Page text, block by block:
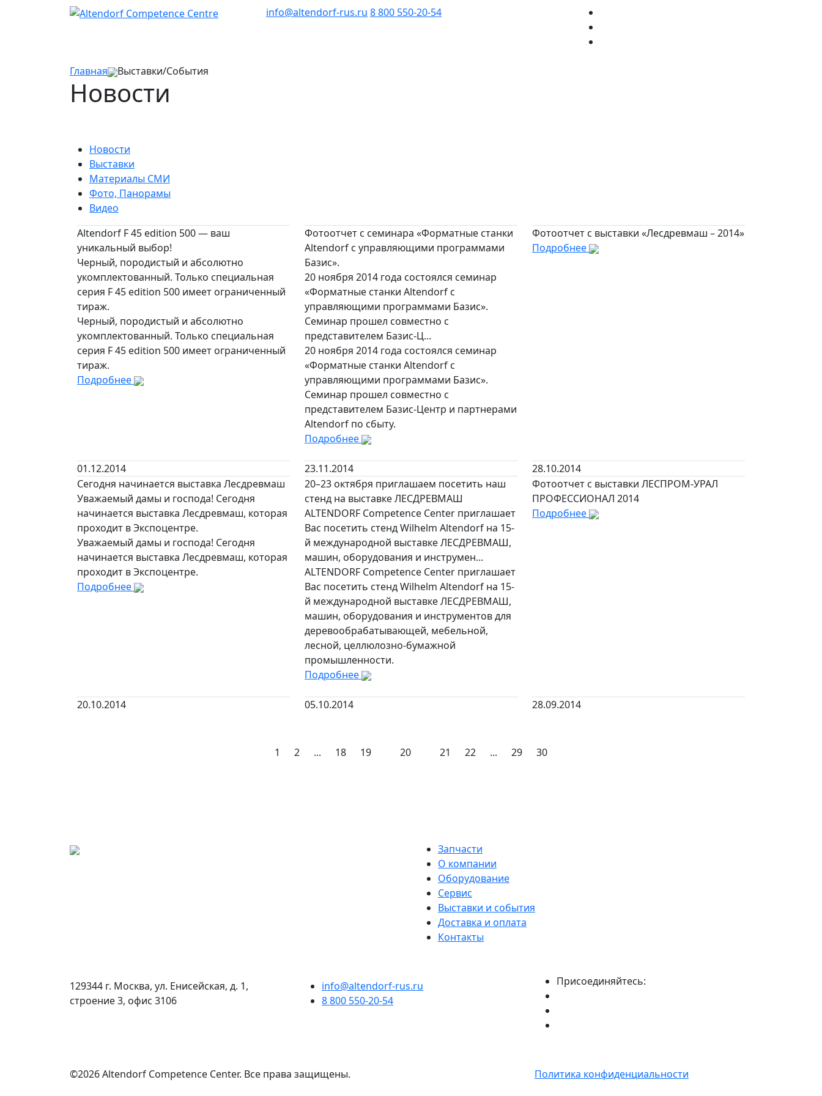
info@altendorf-rus.ru 8 800 550-20-54
Главная Выставки/События
Новости
Новости
Выставки
Материалы СМИ
Фото, Панорамы
Видео
Altendorf F 45 edition 500 — ваш
уникальный выбор!
Черный, породистый и абсолютно
укомплектованный. Только специальная
серия F 45 edition 500 имеет ограниченный
тираж.
Черный, породистый и абсолютно
укомплектованный. Только специальная
серия F 45 edition 500 имеет ограниченный
тираж.
Подробнее
01.12.2014
Фотоотчет с семинара «Форматные станки
Altendorf с управляющими программами
Базис».
20 ноября 2014 года состоялся семинар
«Форматные станки Altendorf с
управляющими программами Базис».
Семинар прошел совместно с
представителем Базис-Ц...
20 ноября 2014 года состоялся семинар
«Форматные станки Altendorf с
управляющими программами Базис».
Семинар прошел совместно с
представителем Базис-Центр и партнерами
Altendorf по сбыту.
Подробнее
23.11.2014
Фотоотчет с выставки «Лесдревмаш – 2014»
Подробнее
28.10.2014
Сегодня начинается выставка Лесдревмаш
Уважаемый дамы и господа! Сегодня
начинается выставка Лесдревмаш, которая
проходит в Экспоцентре.
Уважаемый дамы и господа! Сегодня
начинается выставка Лесдревмаш, которая
проходит в Экспоцентре.
Подробнее
20.10.2014
20–23 октября приглашаем посетить наш
стенд на выставке ЛЕСДРЕВМАШ
ALTENDORF Competence Center приглашает
Вас посетить стенд Wilhelm Altendorf на 15-
й международной выставке ЛЕСДРЕВМАШ,
машин, оборудования и инструмен...
ALTENDORF Competence Center приглашает
Вас посетить стенд Wilhelm Altendorf на 15-
й международной выставке ЛЕСДРЕВМАШ,
машин, оборудования и инструментов для
деревообрабатывающей, мебельной,
лесной, целлюлозно-бумажной
промышленности.
Подробнее
05.10.2014
Фотоотчет с выставки ЛЕСПРОМ-УРАЛ
ПРОФЕССИОНАЛ 2014
Подробнее
28.09.2014
1 2 ... 18 19 20 21 22 ... 29 30
Запчасти
О компании
Оборудование
Сервис
Выставки и события
Доставка и оплата
Контакты
129344 г. Москва, ул. Енисейская, д. 1,
строение 3, офис 3106
info@altendorf-rus.ru
8 800 550-20-54
Присоединяйтесь:
©2026 Altendorf Сompetence Сenter. Все права защищены. Политика конфиденциальности